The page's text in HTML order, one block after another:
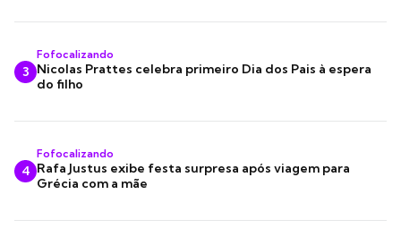
3
Fofocalizando
Nicolas Prattes celebra primeiro Dia dos Pais à espera
do filho
4
Fofocalizando
Rafa Justus exibe festa surpresa após viagem para
Grécia com a mãe